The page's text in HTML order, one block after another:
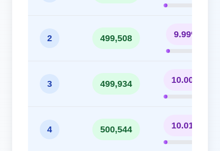
2 499,508 9.99%
3 499,934 10.00%
4 500,544 10.01%